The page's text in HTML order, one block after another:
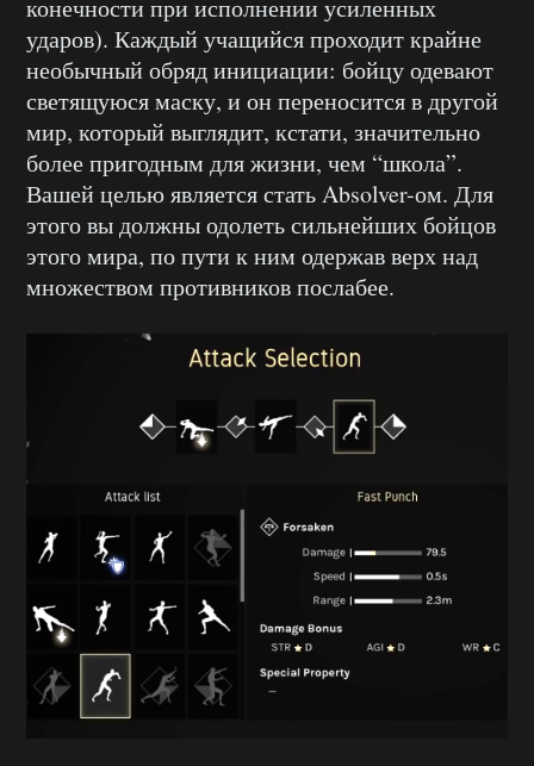
конечности при исполнении усиленных
ударов). Каждый учащийся проходит крайне
необычный обряд инициации: бойцу одевают
светящуюся маску, и он переносится в другой
мир, который выглядит, кстати, значительно
более пригодным для жизни, чем “школа”.
Вашей целью является стать Absolver-ом. Для
этого вы должны одолеть сильнейших бойцов
этого мира, по пути к ним одержав верх над
множеством противников послабее.